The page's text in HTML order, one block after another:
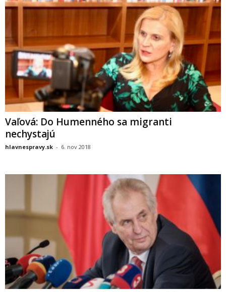
Vaľová: Do Humenného sa migranti
nechystajú
hlavnespravy.sk - 6. nov 2018